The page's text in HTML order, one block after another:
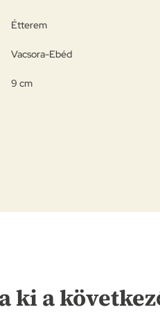
Étterem
Vacsora-Ebéd
9 cm
ki a